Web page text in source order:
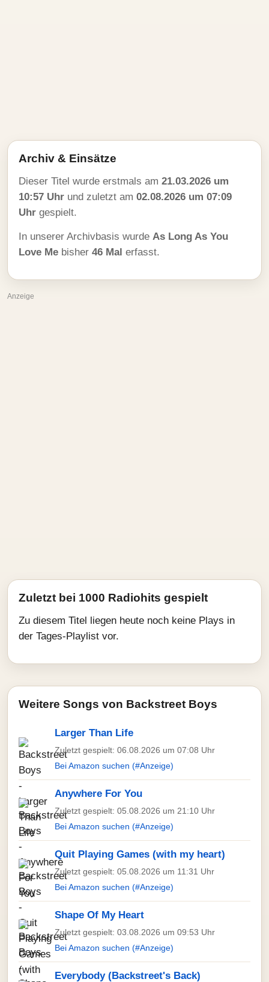
Archiv & Einsätze
Dieser Titel wurde erstmals am 21.03.2026 um
10:57 Uhr und zuletzt am 02.08.2026 um 07:09
Uhr gespielt.
In unserer Archivbasis wurde As Long As You
Love Me bisher 46 Mal erfasst.
Anzeige
Zuletzt bei 1000 Radiohits gespielt
Zu diesem Titel liegen heute noch keine Plays in
der Tages-Playlist vor.
Weitere Songs von Backstreet Boys
Larger Than Life
Zuletzt gespielt: 06.08.2026 um 07:08 Uhr
Bei Amazon suchen (#Anzeige)
Anywhere For You
Zuletzt gespielt: 05.08.2026 um 21:10 Uhr
Bei Amazon suchen (#Anzeige)
Quit Playing Games (with my heart)
Zuletzt gespielt: 05.08.2026 um 11:31 Uhr
Bei Amazon suchen (#Anzeige)
Shape Of My Heart
Zuletzt gespielt: 03.08.2026 um 09:53 Uhr
Bei Amazon suchen (#Anzeige)
Everybody (Backstreet's Back)